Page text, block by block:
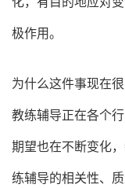
极作用。
为什么这件事现在
教练辅导正在各个
期望也在不断变化
练辅导的相关性、